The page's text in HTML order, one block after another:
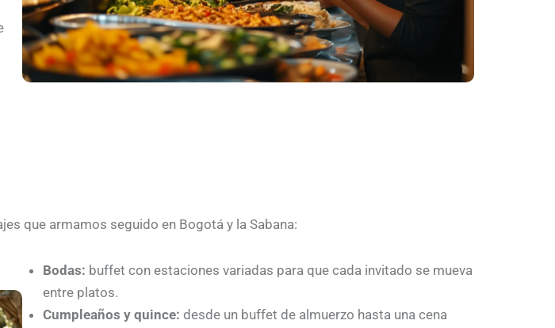
que armamos seguido en Bogotá y la Sabana:
Bodas: buffet con estaciones variadas para que cada invitado se mueva
entre platos.
Cumpleaños y quince: desde un buffet de almuerzo hasta una cena